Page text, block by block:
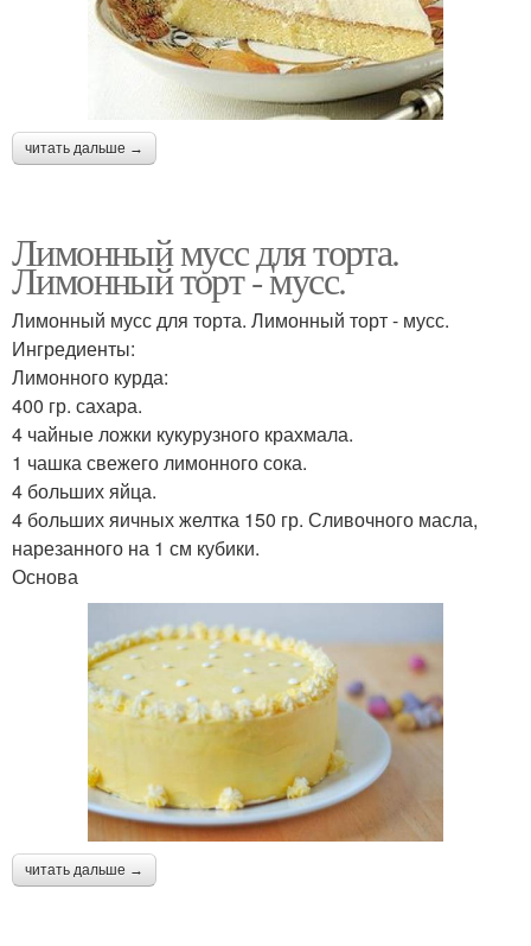
читать дальше →
Лимонный мусс для торта.
Лимонный торт - мусс.
Лимонный мусс для торта. Лимонный торт - мусс.
Ингредиенты:
Лимонного курда:
400 гр. сахара.
4 чайные ложки кукурузного крахмала.
1 чашка свежего лимонного сока.
4 больших яйца.
4 больших яичных желтка 150 гр. Сливочного масла,
нарезанного на 1 см кубики.
Основа
читать дальше →